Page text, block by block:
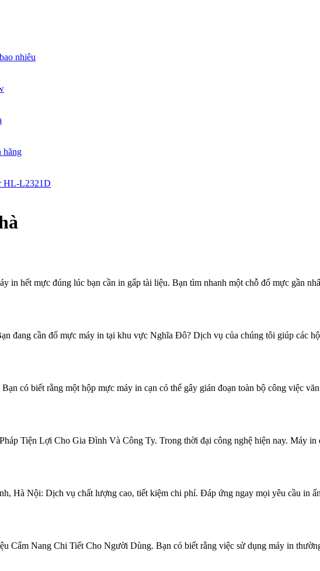
nhiêu
hãng
HL-L2321D
hết mực đúng lúc bạn cần in gấp tài liệu. Bạn tìm nhanh một chỗ đổ mực gần
cần đổ mực máy in tại khu vực Nghĩa Đô? Dịch vụ của chúng tôi giúp các
có biết rằng một hộp mực máy in cạn có thể gây gián đoạn toàn bộ công việc
Tiện Lợi Cho Gia Đình Và Công Ty. Trong thời đại công nghệ hiện nay. Máy in
Hà Nội: Dịch vụ chất lượng cao, tiết kiệm chi phí. Đáp ứng ngay mọi yêu cầu in
Nang Chi Tiết Cho Người Dùng. Bạn có biết rằng việc sử dụng máy in